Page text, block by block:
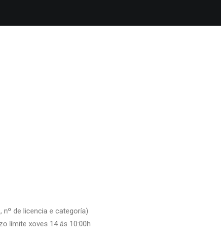
nº de licencia e categoría)
límite xoves 14 ás 10:00h